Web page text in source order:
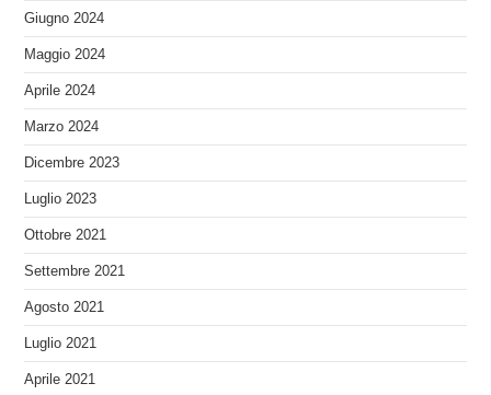
Giugno 2024
Maggio 2024
Aprile 2024
Marzo 2024
Dicembre 2023
Luglio 2023
Ottobre 2021
Settembre 2021
Agosto 2021
Luglio 2021
Aprile 2021